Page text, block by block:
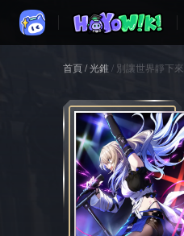
首頁/光錐 / 別讓世界靜下來